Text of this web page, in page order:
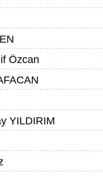
Özcan
YILDIRIM